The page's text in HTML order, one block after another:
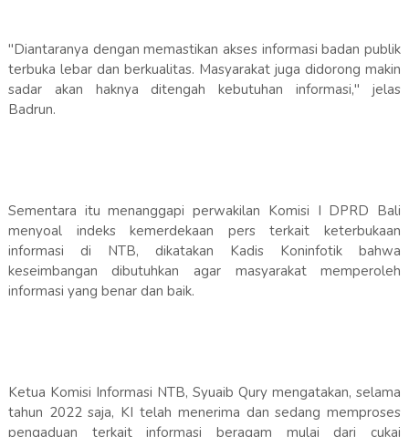
"Diantaranya dengan memastikan akses informasi badan publik
terbuka lebar dan berkualitas. Masyarakat juga didorong makin
sadar akan haknya ditengah kebutuhan informasi," jelas
Badrun.
Sementara itu menanggapi perwakilan Komisi I DPRD Bali
menyoal indeks kemerdekaan pers terkait keterbukaan
informasi di NTB, dikatakan Kadis Koninfotik bahwa
keseimbangan dibutuhkan agar masyarakat memperoleh
informasi yang benar dan baik.
Ketua Komisi Informasi NTB, Syuaib Qury mengatakan, selama
tahun 2022 saja, KI telah menerima dan sedang memproses
pengaduan terkait informasi beragam mulai dari cukai